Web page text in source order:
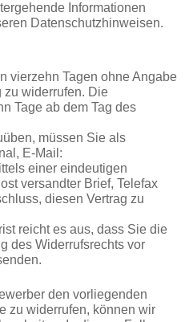
Informationen
Datenschutzhinweisen.
vierzehn Tagen ohne Angabe
zu widerrufen. Die
Tage ab dem Tag des
müssen Sie als
E-Mail:
einer eindeutigen
versandter Brief, Telefax
diesen Vertrag zu
reicht es aus, dass Sie die
des Widerrufsrechts vor
den vorliegenden
zu widerrufen, können wir